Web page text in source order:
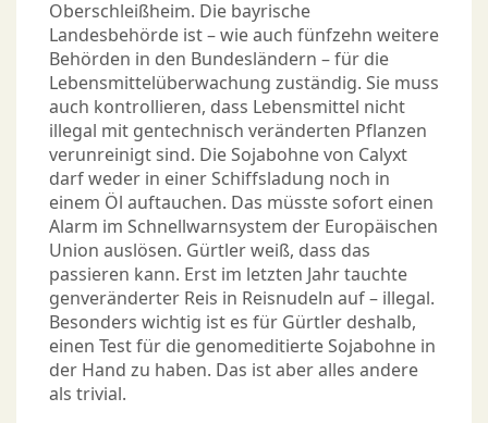
Oberschleißheim. Die bayrische
Landesbehörde ist – wie auch fünfzehn weitere
Behörden in den Bundesländern – für die
Lebensmittelüberwachung zuständig. Sie muss
auch kontrollieren, dass Lebensmittel nicht
illegal mit gentechnisch veränderten Pflanzen
verunreinigt sind. Die Sojabohne von Calyxt
darf weder in einer Schiffsladung noch in
einem Öl auftauchen. Das müsste sofort einen
Alarm im Schnellwarnsystem der Europäischen
Union auslösen. Gürtler weiß, dass das
passieren kann. Erst im letzten Jahr tauchte
genveränderter Reis in Reisnudeln auf – illegal.
Besonders wichtig ist es für Gürtler deshalb,
einen Test für die genomeditierte Sojabohne in
der Hand zu haben. Das ist aber alles andere
als trivial.